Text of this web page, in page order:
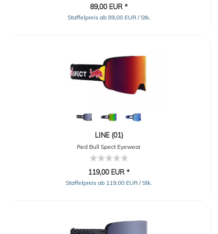
89,00 EUR *
Staffelpreis ab 89,00 EUR / Stk.
LINE (01)
Red Bull Spect Eyewear
119,00 EUR *
Staffelpreis ab 119,00 EUR / Stk.